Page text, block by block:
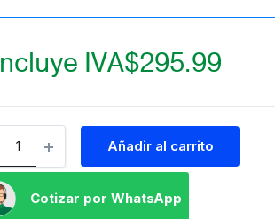
$295.99
IVA
Añadir al carrito
Cotizar por WhatsApp